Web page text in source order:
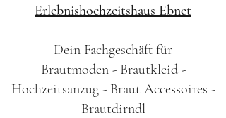
Erlebnishochzeitshaus Ebnet
Dein Fachgeschäft für
Brautmoden - Brautkleid -
Hochzeitsanzug - Braut Accessoires -
Brautdirndl